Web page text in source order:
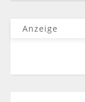
Anzeige